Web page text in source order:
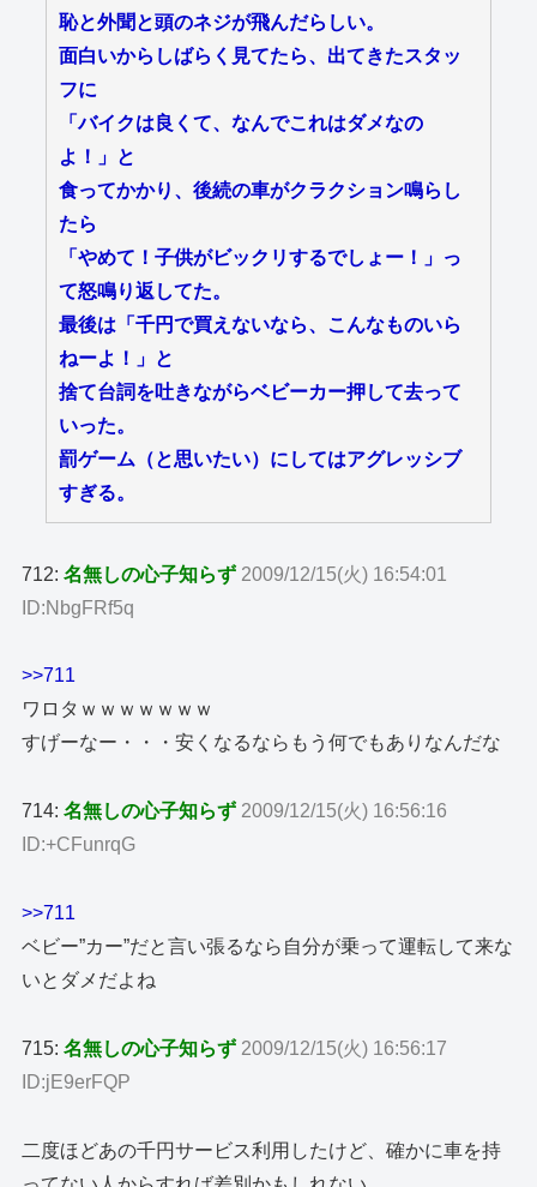
恥と外聞と頭のネジが飛んだらしい。
面白いからしばらく見てたら、出てきたスタッ
フに
「バイクは良くて、なんでこれはダメなの
よ！」と
食ってかかり、後続の車がクラクション鳴らし
たら
「やめて！子供がビックリするでしょー！」っ
て怒鳴り返してた。
最後は「千円で買えないなら、こんなものいら
ねーよ！」と
捨て台詞を吐きながらベビーカー押して去って
いった。
罰ゲーム（と思いたい）にしてはアグレッシブ
すぎる。
712:名無しの心子知らず 2009/12/15(火) 16:54:01
ID:NbgFRf5q
>>711
ワロタｗｗｗｗｗｗｗ
すげーなー・・・安くなるならもう何でもありなんだな
714:名無しの心子知らず 2009/12/15(火) 16:56:16
ID:+CFunrqG
>>711
ベビー”カー”だと言い張るなら自分が乗って運転して来な
いとダメだよね
715:名無しの心子知らず 2009/12/15(火) 16:56:17
ID:jE9erFQP
二度ほどあの千円サービス利用したけど、確かに車を持